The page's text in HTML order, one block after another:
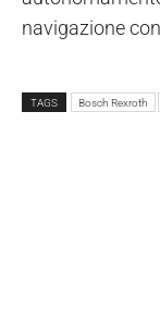
navigazione
TAGS Bosch Rexroth